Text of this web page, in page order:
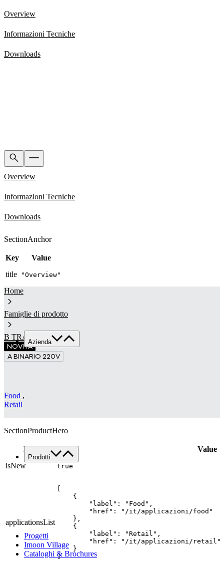
Azienda
Chi siamo
Lavora con noi
Prodotti
Famiglie di prodotto
Tutte le applicazioni
Architectural
Progetti
Imoon Village
Cataloghi & Brochures
Overview
Informazioni Tecniche
Downloads
Overview
Informazioni Tecniche
Downloads
SectionAnchor
Key
Value
title
"Overview"
Home
Famiglie di prodotto
B TRACK
NOVITÀ
A BINARIO 220V
Food ,
Retail
SectionProductHero
Key
Value
isNew
true
applicationsList
    {
        "label": "Food",
        "href": "/it/applicazioni/food"
    },
    {
        "label": "Retail",
        "href": "/it/applicazioni/retail"
    }
]